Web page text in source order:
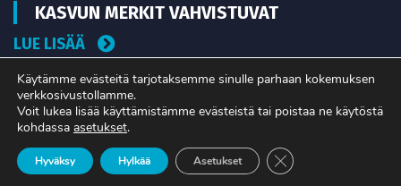
KASVUN MERKIT VAHVISTUVAT
LUE LISÄÄ
TIEDÄTKÖ, MITÄ TUOTANTONNE OIKEASTI
MAKSAA?
LUE LISÄÄ
Käytämme evästeitä tarjotaksemme sinulle parhaan kokemuksen
verkkosivustollamme.
Voit lukea lisää käyttämistämme evästeistä tai poistaa ne käytöstä
kohdassa asetukset.
Hyväksy Hylkää Asetukset Sulje evästebanneri